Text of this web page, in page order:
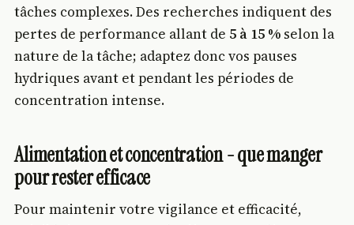
tâches complexes. Des recherches indiquent des
pertes de performance allant de 5 à 15 % selon la
nature de la tâche; adaptez donc vos pauses
hydriques avant et pendant les périodes de
concentration intense.
Alimentation et concentration - que manger
pour rester efficace
Pour maintenir votre vigilance et efficacité,